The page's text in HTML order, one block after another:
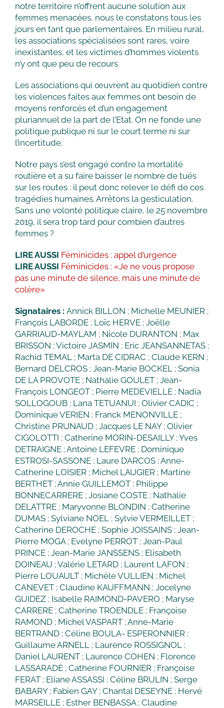
notre territoire n’offrent aucune solution aux
femmes menacées, nous le constatons tous les
jours en tant que parlementaires. En milieu rural,
les associations spécialisées sont rares, voire
inexistantes, et les victimes d’hommes violents
n’y ont que peu de recours.
Les associations qui œuvrent au quotidien contre
les violences faites aux femmes ont besoin de
moyens renforcés et d’un engagement
pluriannuel de la part de l’Etat. On ne fonde une
politique publique ni sur le court terme ni sur
l’incertitude.
Notre pays s’est engagé contre la mortalité
routière et a su faire baisser le nombre de tués
sur les routes : il peut donc relever le défi de ces
tragédies humaines. Arrêtons la gesticulation.
Sans une volonté politique claire, le 25 novembre
2019, il sera trop tard pour combien d’autres
femmes ?
LIRE AUSSI Féminicides : appel d’urgence
LIRE AUSSI Féminicides : «Je ne vous propose
pas une minute de silence, mais une minute de
colère»
Signataires : Annick BILLON ; Michelle MEUNIER ;
François LABORDE ; Loïc HERVE ; Joëlle
GARRIAUD-MAYLAM ; Nicole DURANTON ; Max
BRISSON ; Victoire JASMIN ; Eric JEANSANNETAS ;
Rachid TEMAL ; Marta DE CIDRAC ; Claude KERN ;
Bernard DELCROS ; Jean-Marie BOCKEL ; Sonia
DE LA PROVOTE ; Nathalie GOULET ; Jean-
François LONGEOT ; Pierre MEDEVIELLE ; Nadia
SOLLOGOUB ; Lana TETUANUI ; Olivier CADIC ;
Dominique VERIEN ; Franck MENONVILLE ;
Christine PRUNAUD ; Jacques LE NAY ; Olivier
CIGOLOTTI ; Catherine MORIN-DESAILLY ; Yves
DETRAIGNE ; Antoine LEFEVRE ; Dominique
ESTROSI-SASSONE ; Laure DARCOS ; Anne-
Catherine LOISIER ; Michel LAUGIER ; Martine
BERTHET ; Annie GUILLEMOT ; Philippe
BONNECARRERE ; Josiane COSTE ; Nathalie
DELATTRE ; Maryvonne BLONDIN ; Catherine
DUMAS ; Sylviane NOEL ; Sylvie VERMEILLET ;
Catherine DEROCHE ; Sophie JOISSAINS ; Jean-
Pierre MOGA ; Evelyne PERROT ; Jean-Paul
PRINCE ; Jean-Marie JANSSENS ; Elisabeth
DOINEAU ; Valérie LETARD ; Laurent LAFON ;
Pierre LOUAULT ; Michèle VULLIEN ; Michel
CANEVET ; Claudine KAUFFMANN ; Jocelyne
GUIDEZ ; Isabelle RAIMOND-PAVERO ; Maryse
CARRERE ; Catherine TROENDLE ; Françoise
RAMOND ; Michel VASPART ; Anne-Marie
BERTRAND ; Céline BOULA- ESPERONNIER ;
Guillaume ARNELL ; Laurence ROSSIGNOL ;
Daniel LAURENT ; Laurence COHEN ; Florence
LASSARADE ; Catherine FOURNIER ; Françoise
FERAT ; Eliane ASSASSI ; Céline BRULIN ; Serge
BABARY ; Fabien GAY ; Chantal DESEYNE ; Hervé
MARSEILLE ; Esther BENBASSA ; Claudine